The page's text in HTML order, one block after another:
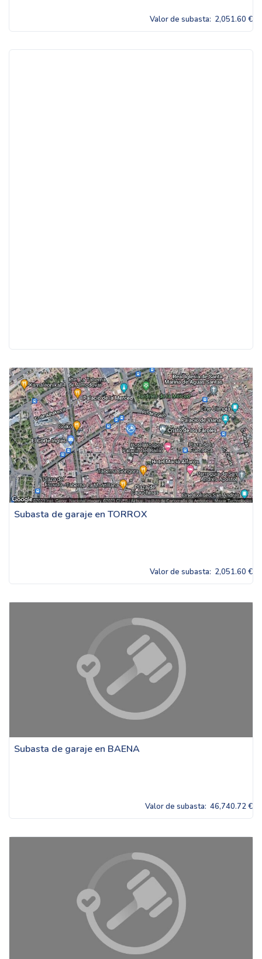
Valor de subasta: 2,051.60 €
Subasta de garaje en TORROX
Valor de subasta: 2,051.60 €
Subasta de garaje en BAENA
Valor de subasta: 46,740.72 €